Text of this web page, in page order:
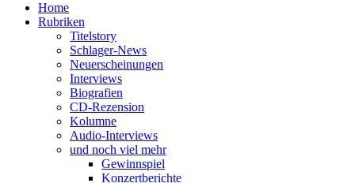
Home
Rubriken
Titelstory
Schlager-News
Neuerscheinungen
Interviews
Biografien
CD-Rezension
Kolumne
Audio-Interviews
und noch viel mehr
Gewinnspiel
Konzertberichte